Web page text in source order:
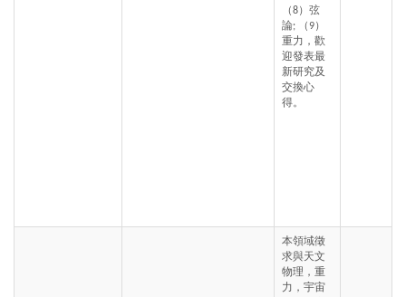
（8）弦
論; （9）
重力，歡
迎發表最
新研究及
交換心
得。
本領域徵
求與天文
物理，重
力，宇宙